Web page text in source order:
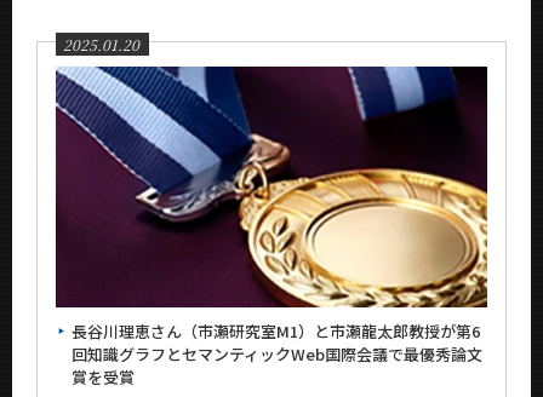
2025.01.20
長谷川理恵さん（市瀬研究室M1）と市瀬龍太郎教授が第6
回知識グラフとセマンティックWeb国際会議で最優秀論文
賞を受賞
2025年
11月
10月
8月
5月
2023年
2022年